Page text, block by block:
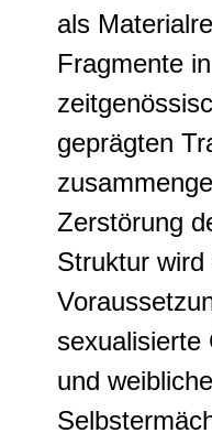
als
Fragmente
geprägten
Zerstörung
Struktur
sexualisierte
und weibliche